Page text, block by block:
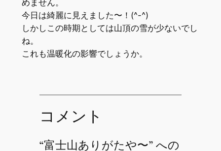
めません。
今日は綺麗に見えました〜！(^-^)
しかしこの時期としては山頂の雪が少ないでし
ね。
これも温暖化の影響でしょうか。
コメント
“富士山ありがたや〜” への